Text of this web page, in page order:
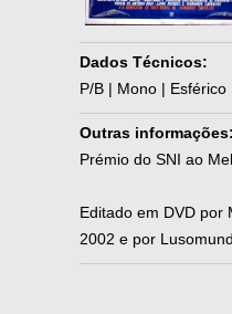
Dados Técnicos:
P/B | Mono |
Outras informações:
Prémio do SNI ao
Editado em DVD por
2002 e por